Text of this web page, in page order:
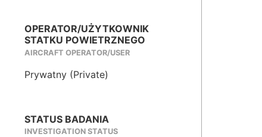
OPERATOR/UŻYTKOWNIK
STATKU POWIETRZNEGO
AIRCRAFT OPERATOR/USER
Prywatny (Private)
STATUS BADANIA
INVESTIGATION STATUS